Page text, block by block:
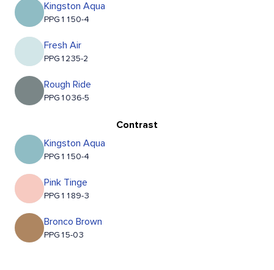
Kingston Aqua
PPG1150-4
Fresh Air
PPG1235-2
Rough Ride
PPG1036-5
Contrast
Kingston Aqua
PPG1150-4
Pink Tinge
PPG1189-3
Bronco Brown
PPG15-03